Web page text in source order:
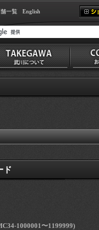
一覧 English
ド
1000001〜1199999)